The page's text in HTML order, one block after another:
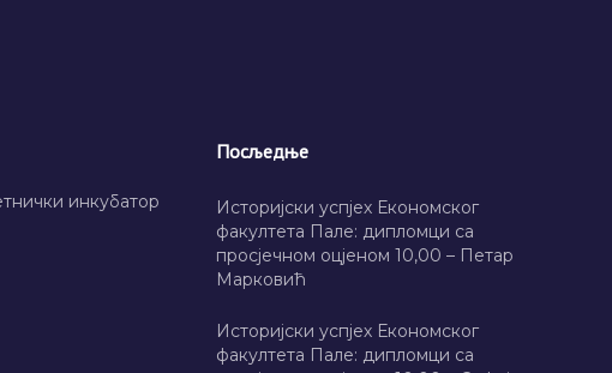
инкубатор
Посљедње
Историјски успјех Економског
факултета Пале: дипломци са
просјечном оцјеном 10,00 – Петар
Марковић
Историјски успјех Економског
факултета Пале: дипломци са